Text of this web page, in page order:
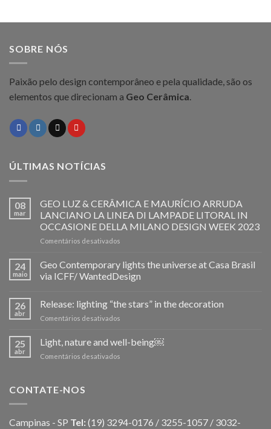
SOBRE NÓS
Paixão pelo design contemporâneo e pela qualidade, são os
elementos que direcionam a Geo Cerâmica.
ÚLTIMAS NOTÍCIAS
08
mar
GEO LUZ & CERÂMICA E MAURÍCIO ARRUDA
LANCIANO LA LINEA DI LAMPADE LITORAL IN
OCCASIONE DELLA MILANO DESIGN WEEK 2023
Comentários desativados
LUZ
&
CERÂMICA
MAURÍCIO
LINEA
DESIGN
24
maio
Geo Contemporary lights the universe at Casa Brasil
via ICFF/ WantedDesign
26
abr
Release: lighting “the stars” in the decoration
Comentários desativados
lighting
“the
25
abr
Light, nature and well-being￼
Comentários desativados
CONTATE-NOS
Campinas - SP Tel: (19) 3294-0176 / 3255-1057 / 3032-